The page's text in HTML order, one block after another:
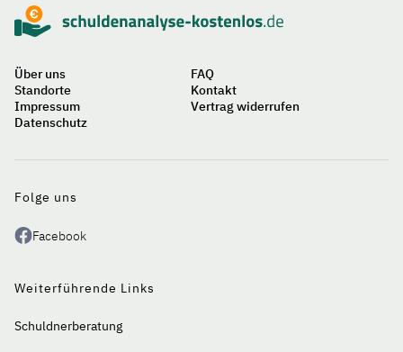
Über uns
FAQ
Standorte
Kontakt
Impressum
Vertrag widerrufen
Datenschutz
Folge uns
Facebook
Weiterführende Links
Schuldnerberatung